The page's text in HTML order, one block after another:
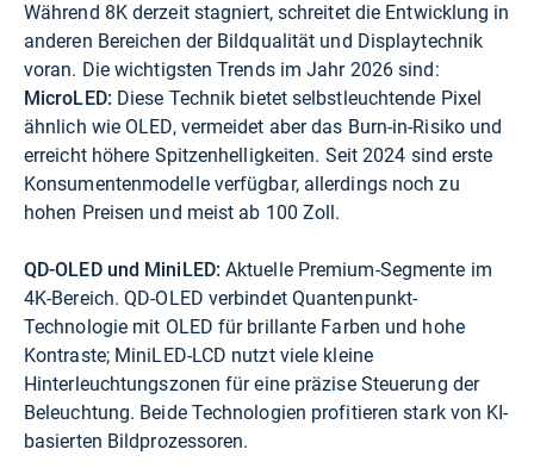
Während 8K derzeit stagniert, schreitet die Entwicklung in
anderen Bereichen der Bildqualität und Displaytechnik
voran. Die wichtigsten Trends im Jahr 2026 sind:
MicroLED: Diese Technik bietet selbstleuchtende Pixel
ähnlich wie OLED, vermeidet aber das Burn-in-Risiko und
erreicht höhere Spitzenhelligkeiten. Seit 2024 sind erste
Konsumentenmodelle verfügbar, allerdings noch zu
hohen Preisen und meist ab 100 Zoll.
QD-OLED und MiniLED: Aktuelle Premium-Segmente im
4K-Bereich. QD-OLED verbindet Quantenpunkt-
Technologie mit OLED für brillante Farben und hohe
Kontraste; MiniLED-LCD nutzt viele kleine
Hinterleuchtungszonen für eine präzise Steuerung der
Beleuchtung. Beide Technologien profitieren stark von KI-
basierten Bildprozessoren.